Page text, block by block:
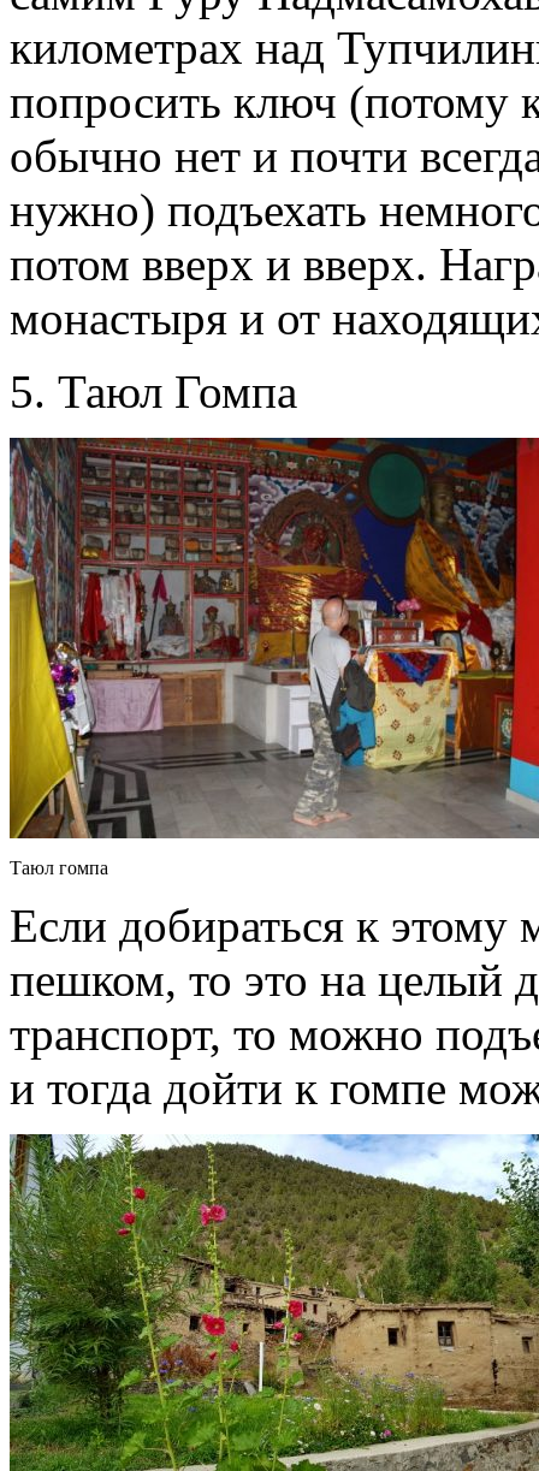
километрах над
попросить ключ (потому
обычно нет и почти
нужно) подъехать
потом вверх и вверх.
монастыря и от
5. Таюл Гомпа
Таюл гомпа
Если добираться к
пешком, то это на целый
транспорт, то можно
и тогда дойти к гомпе